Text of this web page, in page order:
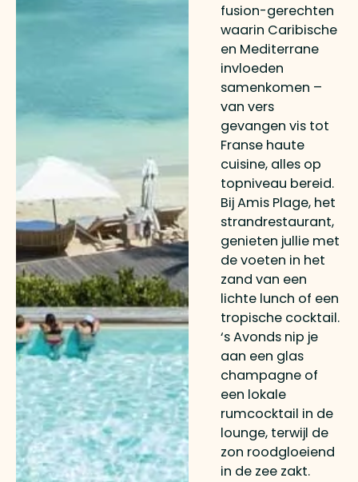
fusion-gerechten
waarin Caribische
en Mediterrane
invloeden
samenkomen –
van vers
gevangen vis tot
Franse haute
cuisine, alles op
topniveau bereid.
Bij Amis Plage, het
strandrestaurant,
genieten jullie met
de voeten in het
zand van een
lichte lunch of een
tropische cocktail.
‘s Avonds nip je
aan een glas
champagne of
een lokale
rumcocktail in de
lounge, terwijl de
zon roodgloeiend
in de zee zakt.